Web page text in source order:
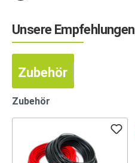
Unsere Empfehlungen
Zubehör
Zubehör